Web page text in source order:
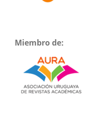
Miembro de: